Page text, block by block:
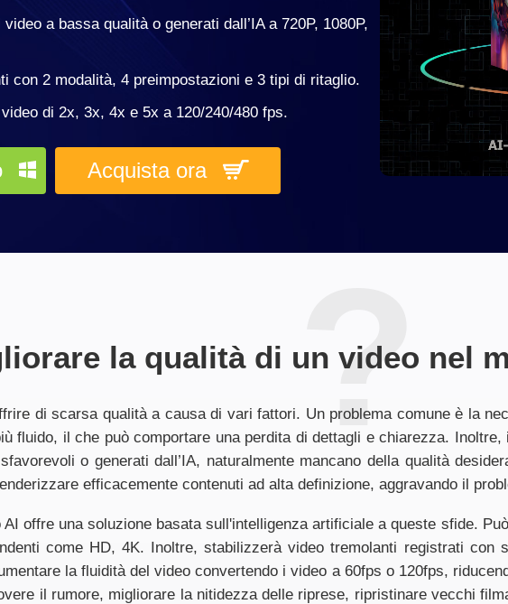
a bassa qualità o generati dall’IA a 720P, 1080P,
con 2 modalità, 4 preimpostazioni e 3 tipi di ritaglio.
di 2x, 3x, 4x e 5x a 120/240/480 fps.
Acquista ora
la qualità di un video nel
di scarsa qualità a causa di vari fattori. Un problema comune è la
fluido, il che può comportare una perdita di dettagli e chiarezza.
o generati dall’IA, naturalmente mancano della qualità
efficacemente contenuti ad alta definizione, aggravando il
offre una soluzione basata sull'intelligenza artificiale a queste sfide.
come HD, 4K. Inoltre, stabilizzerà video tremolanti registrati con
la fluidità del video convertendo i video a 60fps o 120fps,
il rumore, migliorare la nitidezza delle riprese, ripristinare vecchi